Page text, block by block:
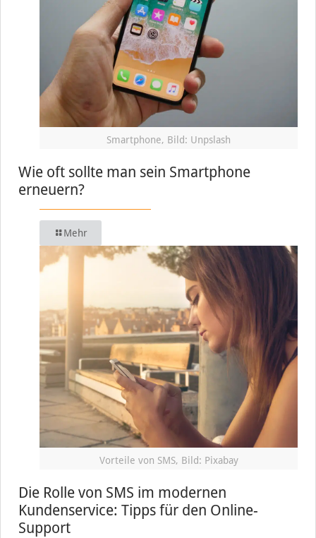
Smartphone, Bild: Unpslash
Wie oft sollte man sein Smartphone
erneuern?
Mehr
Vorteile von SMS, Bild: Pixabay
Die Rolle von SMS im modernen
Kundenservice: Tipps für den Online-
Support